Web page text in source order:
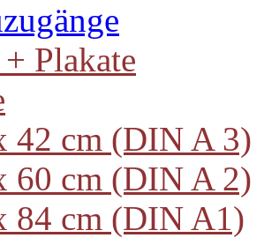
Plakate
42 cm (DIN A 3)
60 cm (DIN A 2)
84 cm (DIN A1)